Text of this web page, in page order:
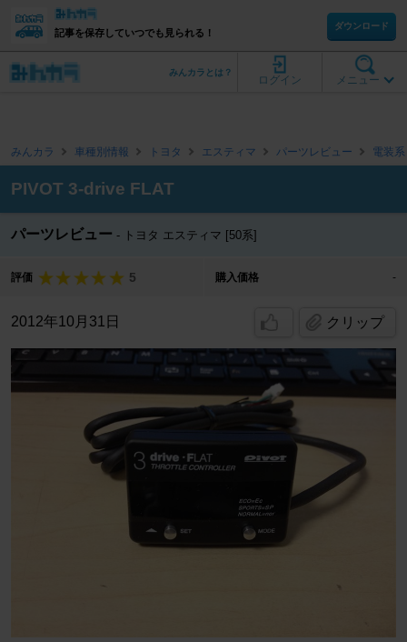
記事を保存していつでも見られる！
ダウンロード
メニュー
ログイン
みんカラとは？
みんカラ 車種別情報 トヨタ エスティマ パーツレビュー 電装系
PIVOT 3-drive FLAT
パーツレビュー トヨタ エスティマ [50系]
評価 5 購入価格 -
2012年10月31日 クリップ